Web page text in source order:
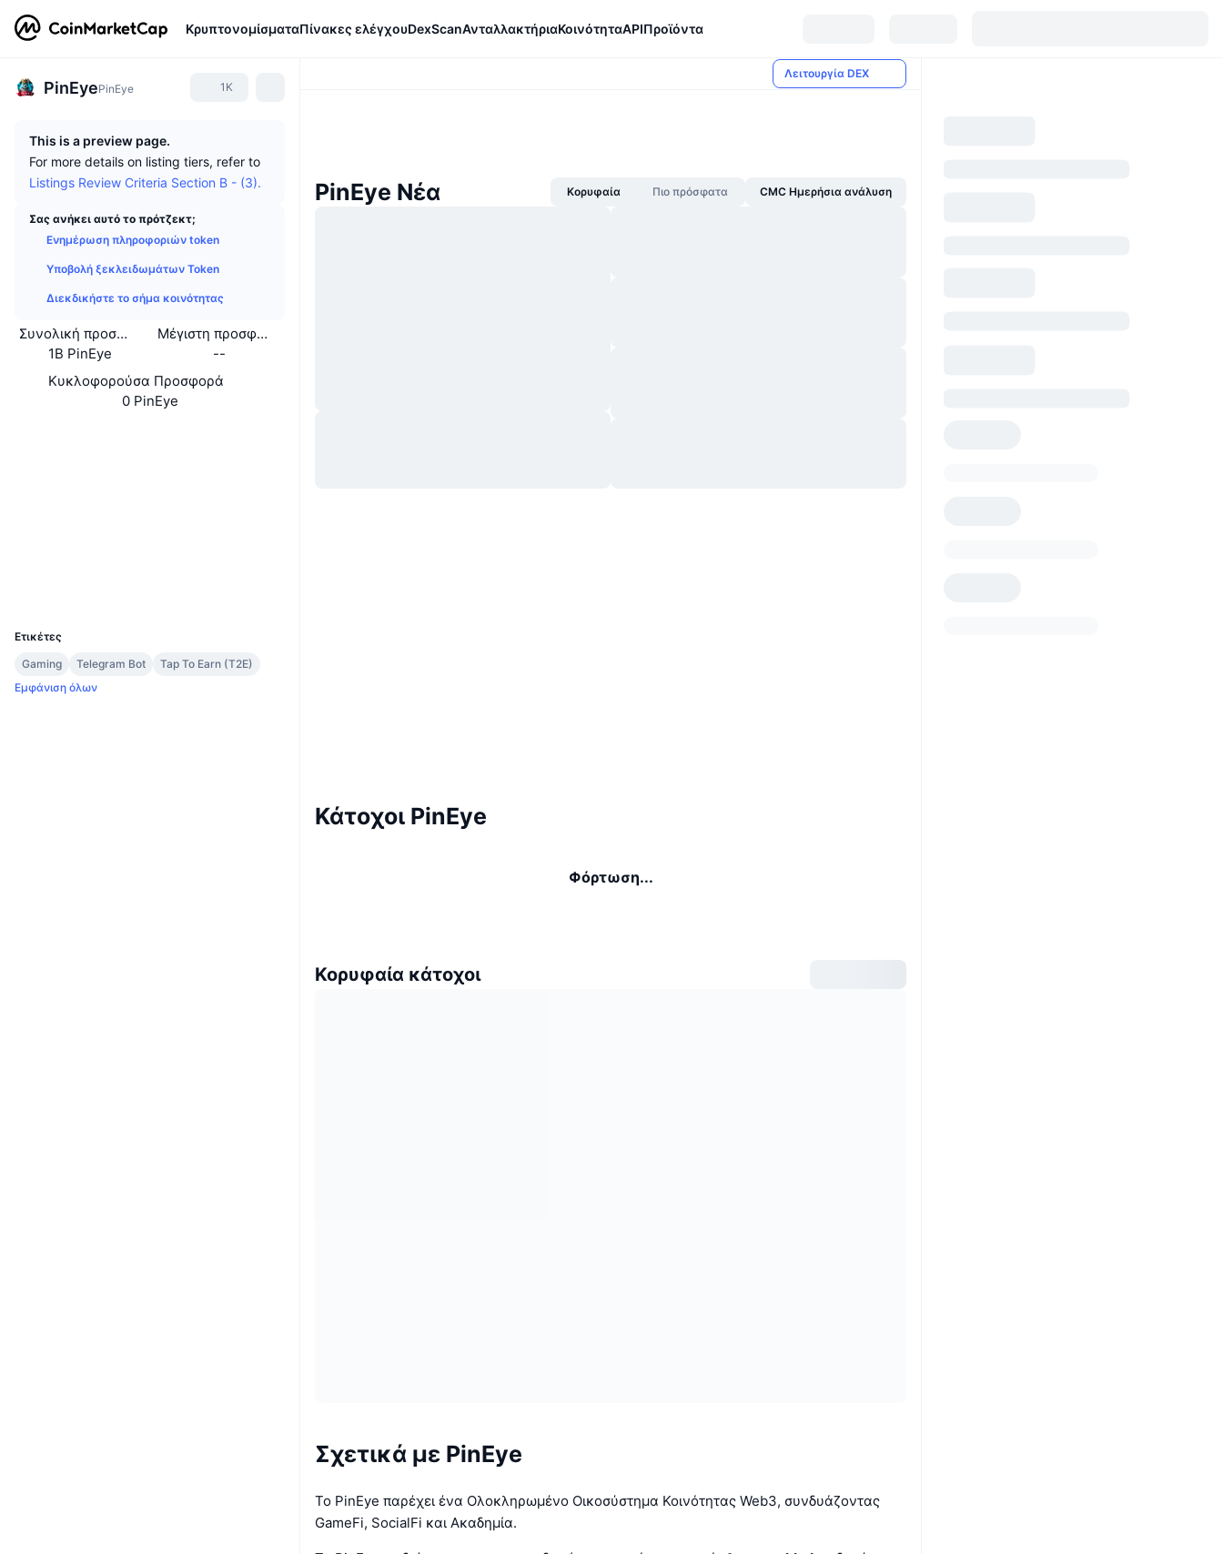
ΚρυπτονομίσματαΠίνακες ελέγχουDexScanΑνταλλακτήριαΚοινότηταAPIΠροϊόντα
PinEyePinEye 1K
This is a preview page.
For more details on listing tiers, refer to
Listings Review Criteria Section B - (3).
Σας ανήκει αυτό το πρότζεκτ;
Ενημέρωση πληροφοριών token
Υποβολή ξεκλειδωμάτων Token
Διεκδικήστε το σήμα κοινότητας
Συνολική προσφορά
1B PinEye
Μέγιστη προσφορά
--
Κυκλοφορούσα Προσφορά
0 PinEye
Ετικέτες
Gaming
Telegram Bot
Tap To Earn (T2E)
Εμφάνιση όλων
Λειτουργία DEX
PinEye Νέα Κορυφαία Πιο πρόσφατα CMC Ημερήσια ανάλυση
Κάτοχοι PinEye
Φόρτωση...
Κορυφαία κάτοχοι
Σχετικά με PinEye
Το PinEye παρέχει ένα Ολοκληρωμένο Οικοσύστημα Κοινότητας Web3, συνδυάζοντας
GameFi, SocialFi και Ακαδημία.